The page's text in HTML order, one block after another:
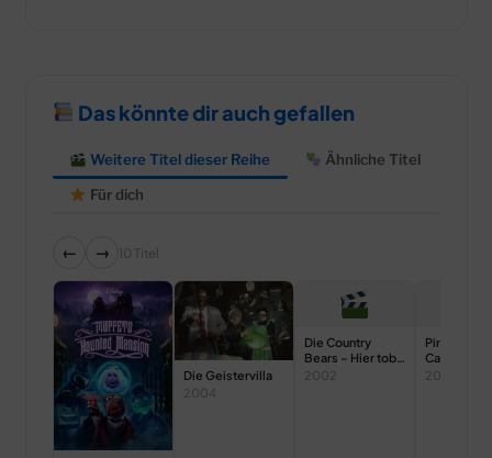
Das könnte dir auch gefallen
Weitere Titel dieser Reihe
Ähnliche Titel
Für dich
← → 10 Titel
Die Geistervilla
2004
Die Country
Bears – Hier tobt
der Bär
2002
Pirates of
Caribbean
Ende der
2007